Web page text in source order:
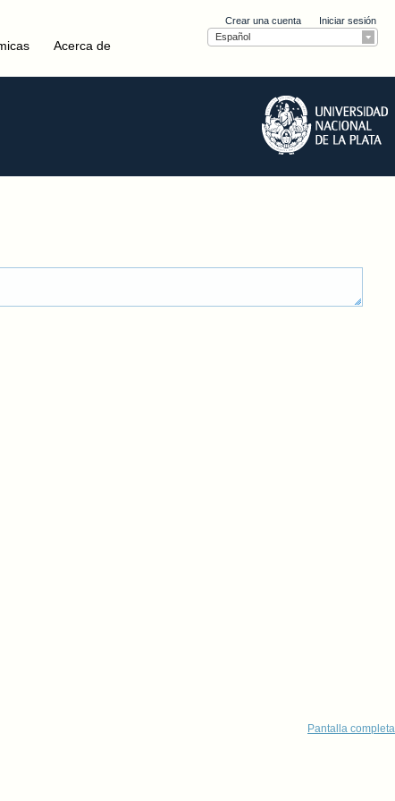
Crear una cuenta
Iniciar sesión
Español
Acerca de
Pantalla completa